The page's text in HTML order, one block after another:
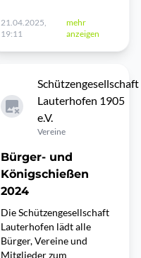
21.04.2025,
19:11
mehr
anzeigen
Schützengesellschaft
Lauterhofen 1905
e.V.
Vereine
Bürger- und
Königschießen
2024
Die Schützengesellschaft
Lauterhofen lädt alle
Bürger, Vereine und
Mitglieder zum